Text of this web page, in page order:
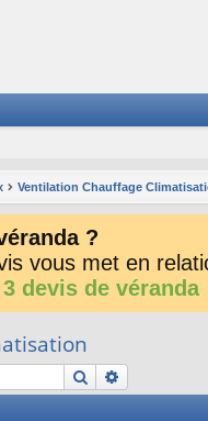
Ventilation Chauffage
?
vous met en
devis de véranda
Rechercher